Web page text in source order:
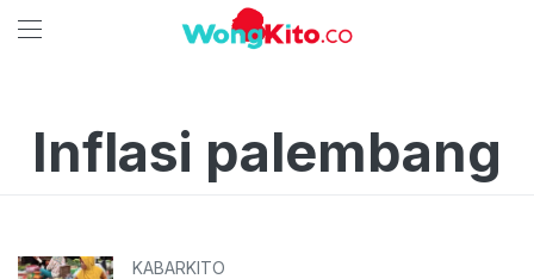
Inflasi palembang
KABARKITO